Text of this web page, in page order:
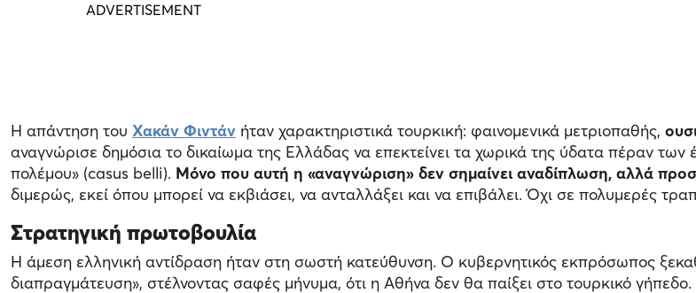
Η απάντηση του Χακάν Φιντάν ήταν χαρακτηριστικά τουρκική: φαινομενικά μετριοπαθής,
αναγνώρισε δημόσια το δικαίωμα της Ελλάδας να επεκτείνει τα χωρικά της ύδατα πέραν
πολέμου» (casus belli). Μόνο που αυτή η «αναγνώριση» δεν σημαίνει αναδίπλωση, αλλά
διμερώς, εκεί όπου μπορεί να εκβιάσει, να ανταλλάξει και να επιβάλει. Όχι σε πολυμερές
Στρατηγική πρωτοβουλία
Η άμεση ελληνική αντίδραση ήταν στη σωστή κατεύθυνση. Ο κυβερνητικός εκπρόσωπος
διαπραγμάτευση», στέλνοντας σαφές μήνυμα, ότι η Αθήνα δεν θα παίξει στο τουρκικό